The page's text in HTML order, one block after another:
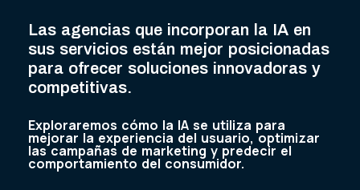
Las agencias que incorporan la IA en
sus servicios están mejor posicionadas
para ofrecer soluciones innovadoras y
competitivas.
Exploraremos cómo la IA se utiliza para
mejorar la experiencia del usuario, optimizar
las campañas de marketing y predecir el
comportamiento del consumidor.